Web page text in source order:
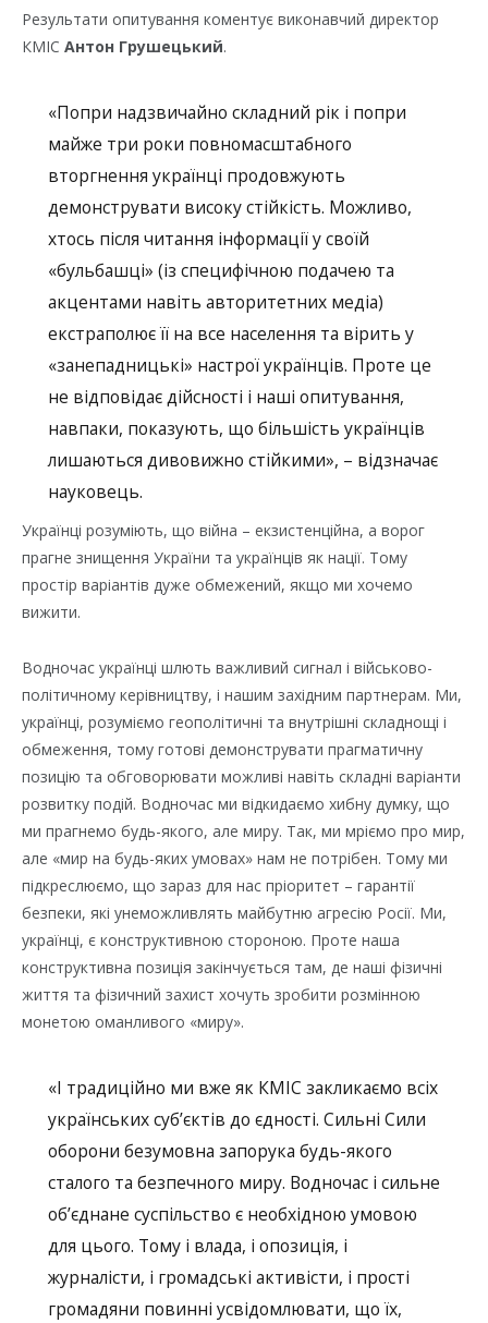
Результати опитування коментує виконавчий директор
КМІС Антон Грушецький.
«Попри надзвичайно складний рік і попри
майже три роки повномасштабного
вторгнення українці продовжують
демонструвати високу стійкість. Можливо,
хтось після читання інформації у своїй
«бульбашці» (із специфічною подачею та
акцентами навіть авторитетних медіа)
екстраполює її на все населення та вірить у
«занепадницькі» настрої українців. Проте це
не відповідає дійсності і наші опитування,
навпаки, показують, що більшість українців
лишаються дивовижно стійкими», – відзначає
науковець.
Українці розуміють, що війна – екзистенційна, а ворог
прагне знищення України та українців як нації. Тому
простір варіантів дуже обмежений, якщо ми хочемо
вижити.
Водночас українці шлють важливий сигнал і військово-
політичному керівництву, і нашим західним партнерам. Ми,
українці, розуміємо геополітичні та внутрішні складнощі і
обмеження, тому готові демонструвати прагматичну
позицію та обговорювати можливі навіть складні варіанти
розвитку подій. Водночас ми відкидаємо хибну думку, що
ми прагнемо будь-якого, але миру. Так, ми мріємо про мир,
але «мир на будь-яких умовах» нам не потрібен. Тому ми
підкреслюємо, що зараз для нас пріоритет – гарантії
безпеки, які унеможливлять майбутню агресію Росії. Ми,
українці, є конструктивною стороною. Проте наша
конструктивна позиція закінчується там, де наші фізичні
життя та фізичний захист хочуть зробити розмінною
монетою оманливого «миру».
«І традиційно ми вже як КМІС закликаємо всіх
українських суб’єктів до єдності. Сильні Сили
оборони безумовна запорука будь-якого
сталого та безпечного миру. Водночас і сильне
об’єднане суспільство є необхідною умовою
для цього. Тому і влада, і опозиція, і
журналісти, і громадські активісти, і прості
громадяни повинні усвідомлювати, що їх,